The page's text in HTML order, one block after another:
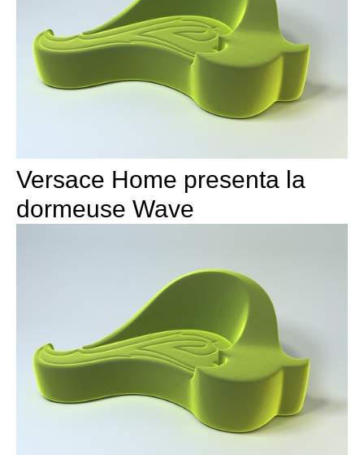
Versace Home presenta la
dormeuse Wave